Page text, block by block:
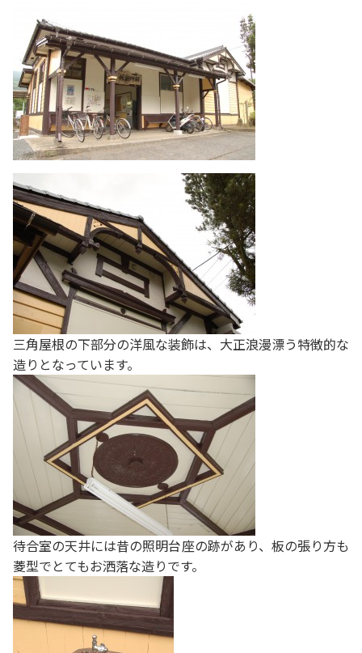
三角屋根の下部分の洋風な装飾は、大正浪漫漂う特徴的な
造りとなっています。
待合室の天井には昔の照明台座の跡があり、板の張り方も
菱型でとてもお洒落な造りです。